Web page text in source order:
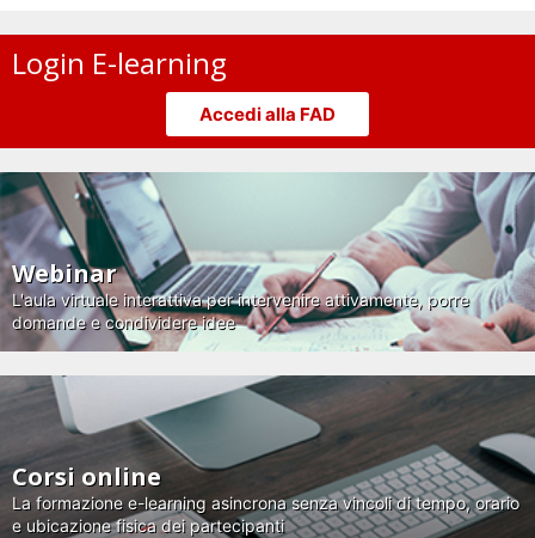
Login E-learning
Accedi alla FAD
Webinar
L'aula virtuale interattiva per intervenire attivamente, porre
domande e condividere idee
Corsi online
La formazione e-learning asincrona senza vincoli di tempo, orario
e ubicazione fisica dei partecipanti